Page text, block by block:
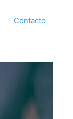
Contacto